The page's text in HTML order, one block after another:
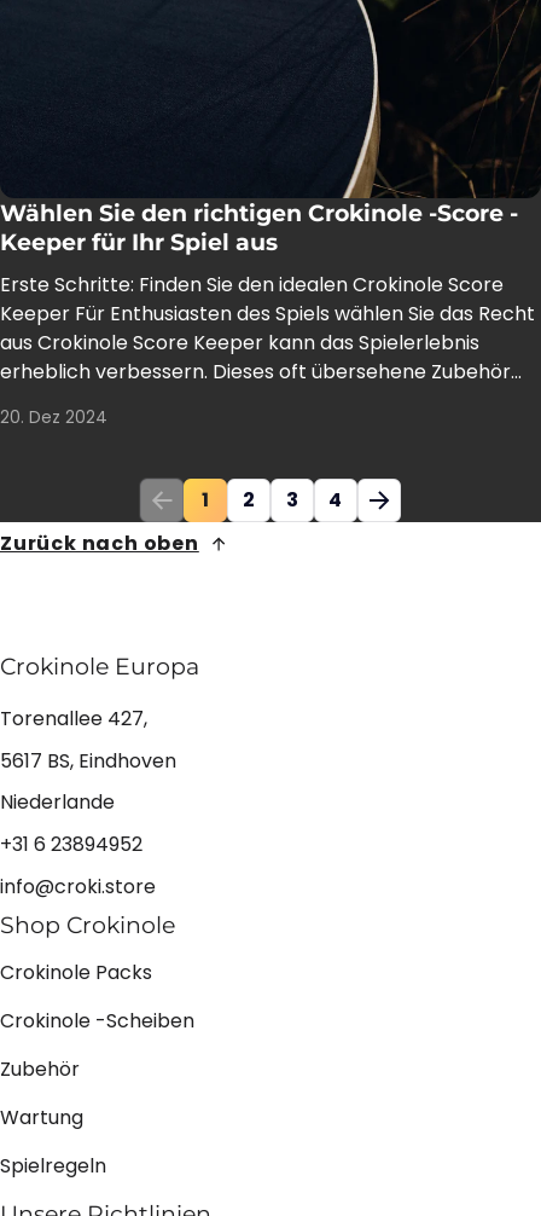
Wählen Sie den richtigen Crokinole -Score -
Keeper für Ihr Spiel aus
Erste Schritte: Finden Sie den idealen Crokinole Score
Keeper Für Enthusiasten des Spiels wählen Sie das Recht
aus Crokinole Score Keeper kann das Spielerlebnis
erheblich verbessern. Dieses oft übersehene Zubehör...
20. Dez 2024
1 2 3
4
Zurück nach oben
Crokinole Europa
Torenallee 427,
5617 BS, Eindhoven
Niederlande
+31 6 23894952
info@croki.store
Shop Crokinole
Crokinole Packs
Crokinole -Scheiben
Zubehör
Wartung
Spielregeln